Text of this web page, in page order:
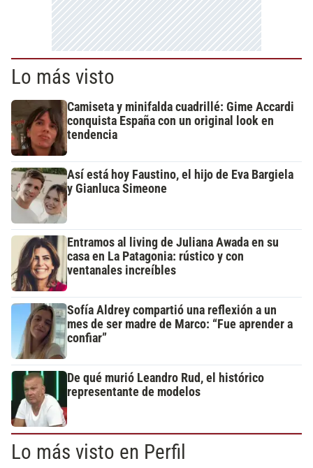
Lo más visto
Camiseta y minifalda cuadrillé: Gime Accardi
conquista España con un original look en
tendencia
Así está hoy Faustino, el hijo de Eva Bargiela
y Gianluca Simeone
Entramos al living de Juliana Awada en su
casa en La Patagonia: rústico y con
ventanales increíbles
Sofía Aldrey compartió una reflexión a un
mes de ser madre de Marco: “Fue aprender a
confiar”
De qué murió Leandro Rud, el histórico
representante de modelos
Lo más visto en Perfil